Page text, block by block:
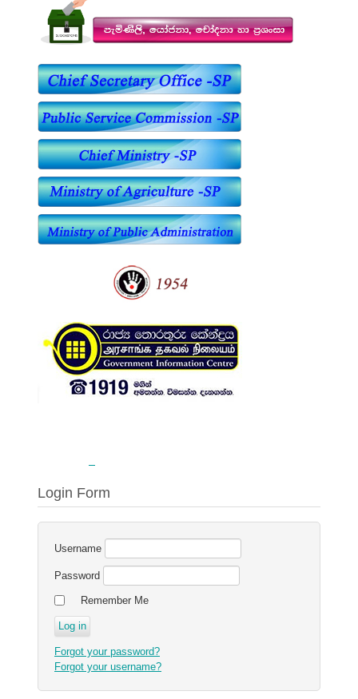
Login Form
Username
Password
Remember Me
Forgot your password?
Forgot your username?